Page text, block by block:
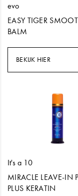
evo
EASY TIGER
BALM
BEKIJK HIER
It's a 10
MIRACLE LEAVE-IN
PLUS KERATIN